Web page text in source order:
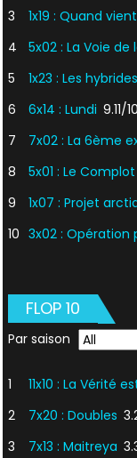
3
1x19 : Quand
4
5x02 : La Voie de
5
1x23 : Les hybrides
6
6x14 : Lundi 9.11/10
7
7x02 : La 6ème
8
5x01 : Le Complot
9
1x07 : Projet
10 3x02 : Opération
FLOP 10
Par saison
1 11x10 : La Vérité
2
7x20 : Doubles
3
7x13 : Maitreya